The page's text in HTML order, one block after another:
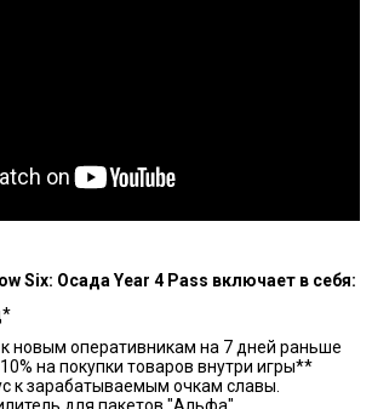
Six: Осада Year 4 Pass включает в себя:
новым оперативникам на 7 дней раньше
на покупки товаров внутри игры**
к зарабатываемым очкам славы.
для пакетов "Альфа"